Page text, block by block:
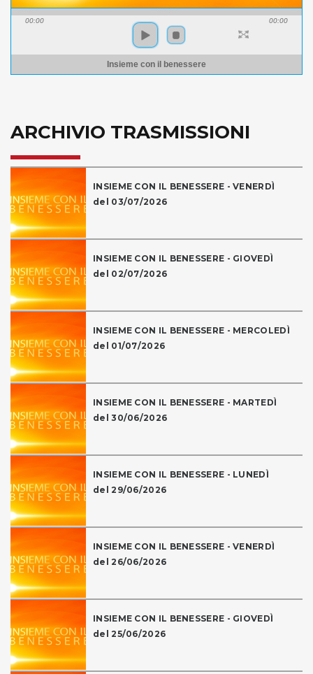
00:00 00:00
Insieme con il benessere
ARCHIVIO TRASMISSIONI
INSIEME CON IL BENESSERE - VENERDÌ
del 03/07/2026
INSIEME CON IL BENESSERE - GIOVEDÌ
del 02/07/2026
INSIEME CON IL BENESSERE - MERCOLEDÌ
del 01/07/2026
INSIEME CON IL BENESSERE - MARTEDÌ
del 30/06/2026
INSIEME CON IL BENESSERE - LUNEDÌ
del 29/06/2026
INSIEME CON IL BENESSERE - VENERDÌ
del 26/06/2026
INSIEME CON IL BENESSERE - GIOVEDÌ
del 25/06/2026